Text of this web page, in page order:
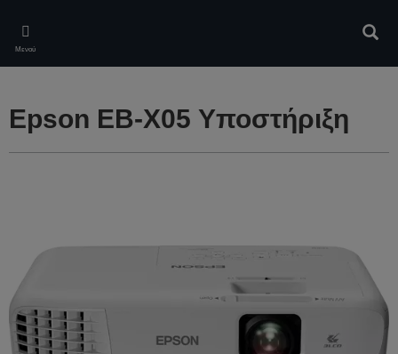
main
content
Μενού
Epson EB-X05 Υποστήριξη